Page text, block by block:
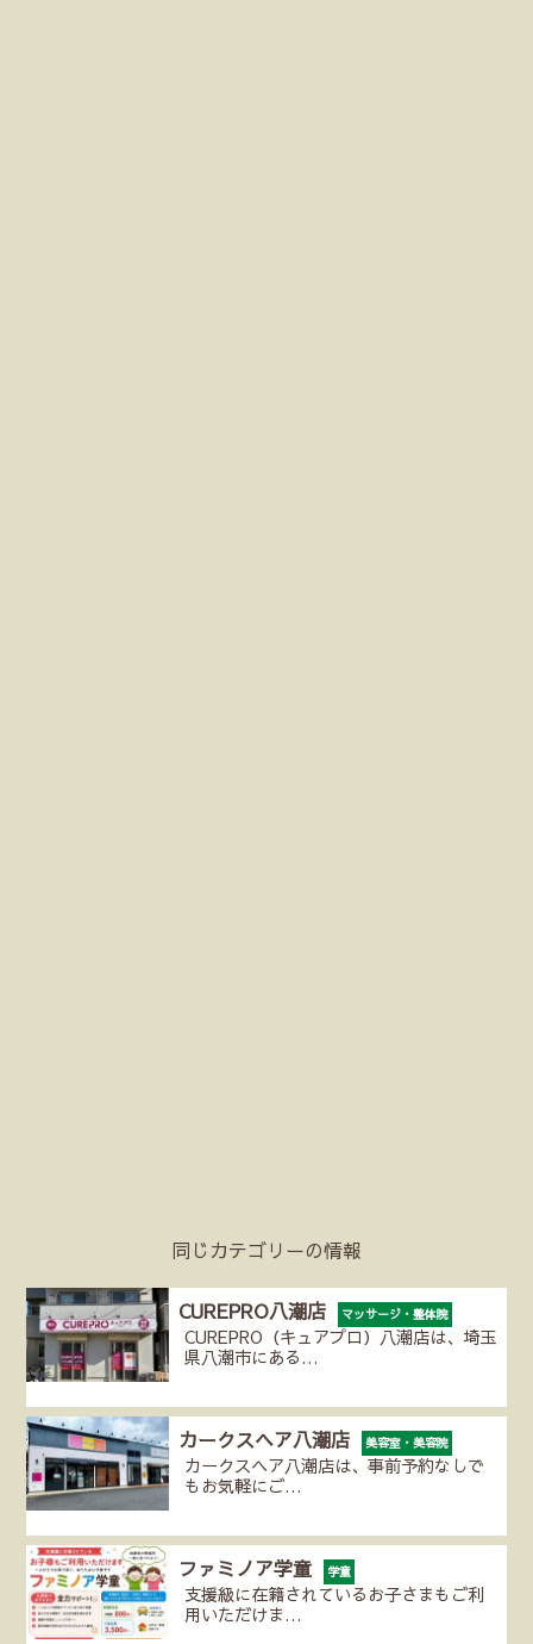
同じカテゴリーの情報
CUREPRO八潮店 マッサージ・整体院
CUREPRO（キュアプロ）八潮店は、埼玉
県八潮市にある…
カークスヘア八潮店 美容室・美容院
カークスヘア八潮店は、事前予約なしで
もお気軽にご…
ファミノア学童 学童
支援級に在籍されているお子さまもご利
用いただけま…